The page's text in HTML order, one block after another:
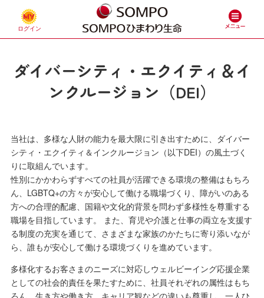
ダイバーシティ・エクイティ＆イ
ンクルージョン（DEI）
当社は、多様な人財の能力を最大限に引き出すために、ダイバー
シティ・エクイティ＆インクルージョン（以下DEI）の風土づく
りに取組んでいます。
性別にかかわらずすべての社員が活躍できる環境の整備はもちろ
ん、LGBTQ+の方々が安心して働ける職場づくり、障がいのある
方への合理的配慮、国籍や文化的背景を問わず多様性を尊重する
職場を目指しています。 また、育児や介護と仕事の両立を支援す
る制度の充実を通じて、さまざまな家族のかたちに寄り添いなが
ら、誰もが安心して働ける環境づくりを進めています。
多様化するお客さまのニーズに対応しウェルビーイング応援企業
としての社会的責任を果たすために、社員それぞれの属性はもち
ろん、生き方や働き方、キャリア観などの違いも尊重し、一人ひ